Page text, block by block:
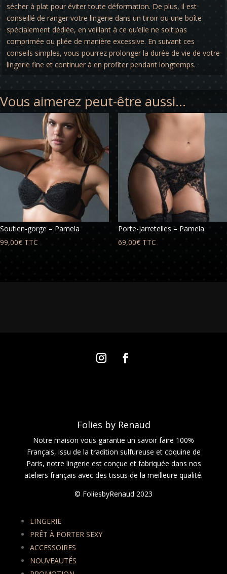
sécher à plat pour éviter toute déformation. De plus, il est
conseillé de ranger votre lingerie dans un tiroir ou une boîte
spécialement dédiée, en veillant à ce qu’elle ne soit pas
comprimée ou pliée de manière excessive. En suivant ces
conseils simples, vous pourrez prolonger la durée de vie de votre
lingerie fine et continuer à en profiter pendant longtemps.
Vous aimerez peut-être aussi…
Soutien-gorge – Pamela
99,00€ TTC
Porte-jarretelles – Pamela
69,00€ TTC
Folies by Renaud
Notre maison vous garantie un savoir faire 100%
Français, issu de la tradition sulfureuse et coquine de
Paris, notre lingerie est conçue et fabriquée dans nos
ateliers français avec des tissus de la meilleure qualité.
© FoliesbyRenaud 2023
LINGERIE
PRÊT À PORTER SEXY
ACCESSOIRES
NOUVEAUTÉS